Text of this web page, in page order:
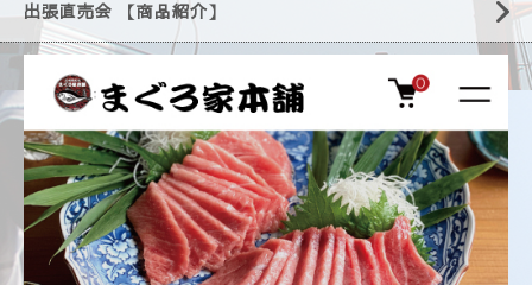
出張直売会 【商品紹介】